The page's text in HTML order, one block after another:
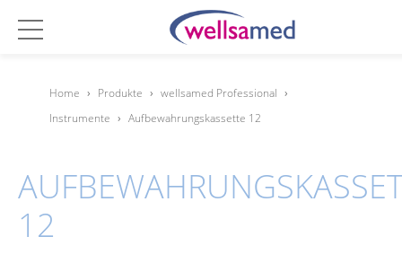
Home › Produkte › wellsamed Professional ›
Instrumente › Aufbewahrungskassette 12
12